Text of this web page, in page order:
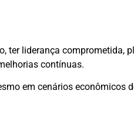
ter liderança comprometida,
contínuas.
em cenários econômicos